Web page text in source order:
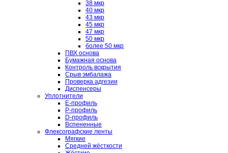
38 мкр
40 мкр
43 мкр
45 мкр
47 мкр
50 мкр
более 50 мкр
ПВХ основа
Бумажная основа
Контроль вскрытия
Срыв эмбалажа
Проверка адгезии
Диспенсеры
Уплотнители
E-профиль
P-профиль
D-профиль
Вспененные
Флексографские ленты
Мягкие
Средней жёсткости